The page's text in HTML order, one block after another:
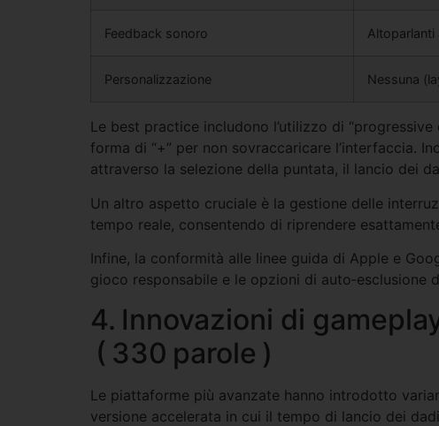
Feedback sonoro Altoparlanti
Personalizzazione Nessuna
Le best practice includono l’utilizzo di
forma di “+” per non sovraccaricare l’interfaccia.
attraverso la selezione della puntata, il lancio dei
Un altro aspetto cruciale è la gestione delle
tempo reale, consentendo di riprendere
Infine, la conformità alle linee guida di Apple e
gioco responsabile e le opzioni di auto‑esclusione
4. Innovazioni di
( 330 parole )
Le piattaforme più avanzate hanno introdotto
versione accelerata in cui il tempo di lancio dei